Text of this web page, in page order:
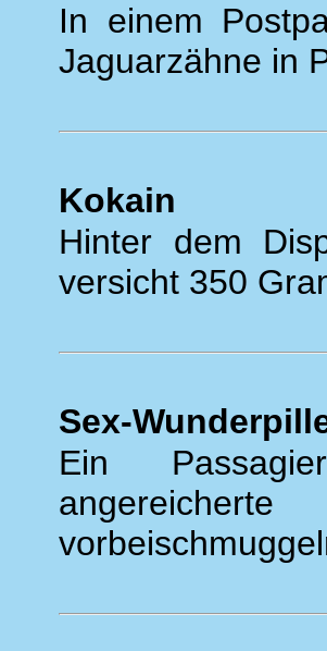
In einem
Jaguarzähne in
Kokain
Hinter dem
versicht 350
Sex-
Ein